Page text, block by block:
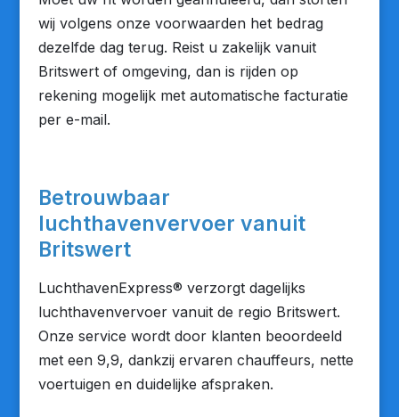
wij volgens onze voorwaarden het bedrag
dezelfde dag terug. Reist u zakelijk vanuit
Britswert of omgeving, dan is rijden op
rekening mogelijk met automatische facturatie
per e-mail.
Betrouwbaar
luchthavenvervoer vanuit
Britswert
LuchthavenExpress® verzorgt dagelijks
luchthavenvervoer vanuit de regio Britswert.
Onze service wordt door klanten beoordeeld
met een 9,9, dankzij ervaren chauffeurs, nette
voertuigen en duidelijke afspraken.